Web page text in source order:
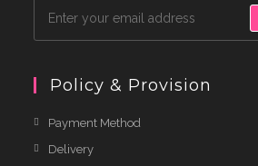
Policy & Provision
Payment Method
Delivery